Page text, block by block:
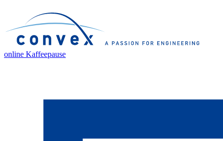
online Kaffeepause